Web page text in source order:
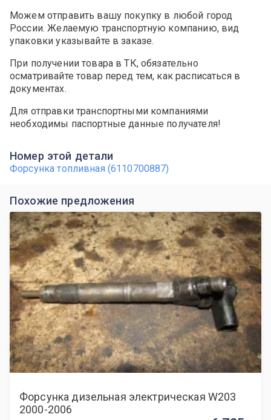
Можем отправить вашу покупку в любой город
России. Желаемую транспортную компанию, вид
упаковки указывайте в заказе.
При получении товара в ТК, обязательно
осматривайте товар перед тем, как расписаться в
документах.
Для отправки транспортными компаниями
необходимы паспортные данные получателя!
Номер этой детали
Форсунка топливная (6110700887)
Похожие предложения
Форсунка дизельная электрическая W203
2000-2006